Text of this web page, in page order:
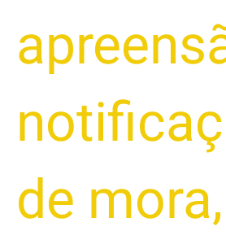
de mora,